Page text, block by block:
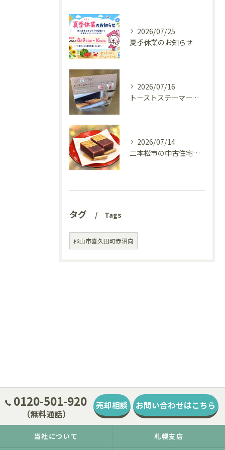
2026/07/25
夏季休業のお知らせ
2026/07/16
トーストスチーマーで、いつものパンが少し変わった話
2026/07/14
二本松市の中古住宅、リフォーム前の様子を見てきました(^^♪
タグ Tags
郡山市喜久田町赤沼向
0120-501-920
（無料通話）
売却相談 お問い合わせはこちら
当社について 札幌支店